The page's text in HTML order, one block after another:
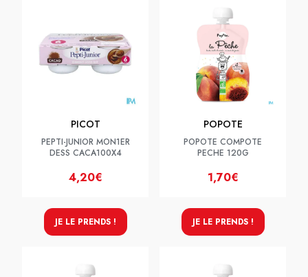
PICOT
PEPTI-JUNIOR MON1ER
DESS CACA100X4
4,20€
JE LE PRENDS !
POPOTE
POPOTE COMPOTE
PECHE 120G
1,70€
JE LE PRENDS !